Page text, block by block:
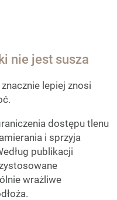
nie jest susza
lepiej znosi
dostępu tlenu
i sprzyja
publikacji
wrażliwe